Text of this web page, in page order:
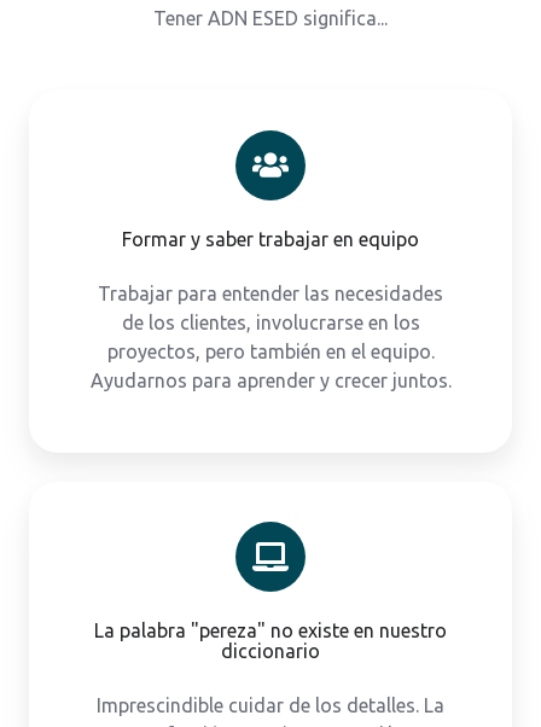
Tener ADN ESED significa...
Formar y saber trabajar en equipo
Trabajar para entender las necesidades
de los clientes, involucrarse en los
proyectos, pero también en el equipo.
Ayudarnos para aprender y crecer juntos.
La palabra "pereza" no existe en nuestro
diccionario
Imprescindible cuidar de los detalles. La